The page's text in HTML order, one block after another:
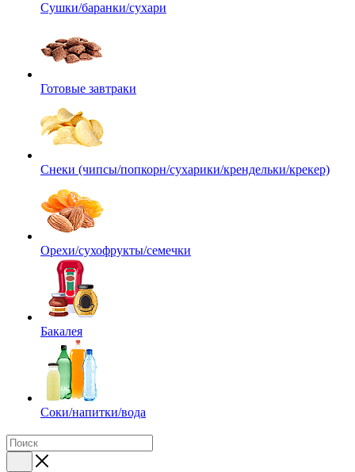
Сушки/баранки/сухари
Готовые завтраки
Снеки (чипсы/попкорн/сухарики/крендельки/крекер)
Орехи/сухофрукты/семечки
Бакалея
Соки/напитки/вода